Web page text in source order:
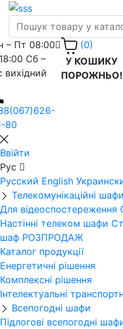
– Пт 08:00
Сб –
вихідний
80
(0)
У КОШИКУ
ПОРОЖНЬО!
Ввійти
Рус
Русский English
Телекомунікаційні
Для відеоспостереження
Настінні телеком шафи
шаф РОЗПРОДАЖ
Каталог продукції
Енергетичні рішення
Комплексні рішення
Інтелектуальні
Всепогодні шафи
Підлогові всепогодні